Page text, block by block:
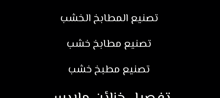
تصنيع المطابخ الخشب
تصنيع مطابخ خشب
تصنيع مطبخ خشب